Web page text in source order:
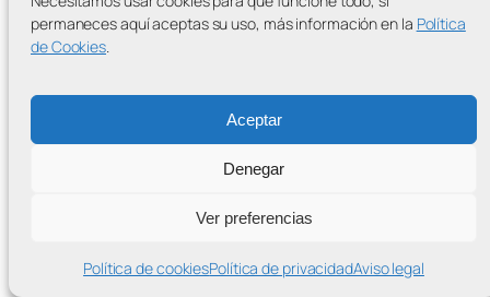
permaneces aquí aceptas su uso, más información en la Política
de Cookies.
Aceptar
Denegar
Ver preferencias
Política de cookiesPolítica de privacidadAviso legal
WordPress